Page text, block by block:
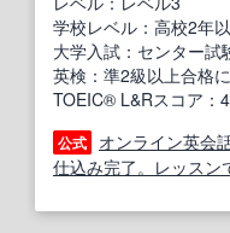
学校レベル：高校2年
大学入試：センター試
英検：準2級以上合格
TOEIC® L&Rスコア：
公式
オンライン英会
仕込み完了。レッスン